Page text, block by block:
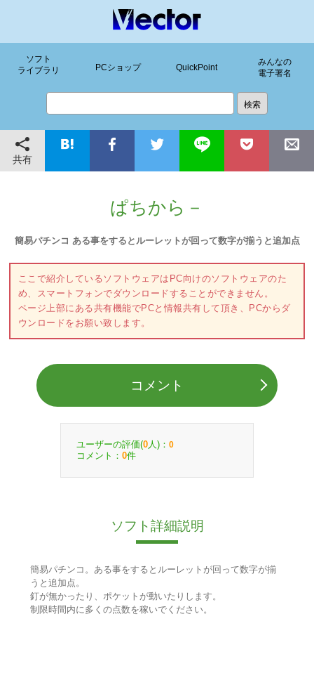
ソフト
ライブラリ
PCショップ QuickPoint
みんなの
電子署名
共有
ぱちから－
簡易パチンコ ある事をするとルーレットが回って数字が揃うと追加点
ここで紹介しているソフトウェアはPC向けのソフトウェアのた
め、スマートフォンでダウンロードすることができません。
ページ上部にある共有機能でPCと情報共有して頂き、PCからダ
ウンロードをお願い致します。
コメント
ユーザーの評価(0 人)： 0
コメント： 0件
ソフト詳細説明
簡易パチンコ。ある事をするとルーレットが回って数字が揃
うと追加点。
釘が無かったり、ポケットが動いたりします。
制限時間内に多くの点数を稼いでください。